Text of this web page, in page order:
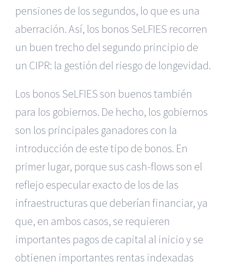
pensiones de los segundos, lo que es una
aberración. Así, los bonos SeLFIES recorren
un buen trecho del segundo principio de
un CIPR: la gestión del riesgo de longevidad.
Los bonos SeLFIES son buenos también
para los gobiernos. De hecho, los gobiernos
son los principales ganadores con la
introducción de este tipo de bonos. En
primer lugar, porque sus cash-flows son el
reflejo especular exacto de los de las
infraestructuras que deberían financiar, ya
que, en ambos casos, se requieren
importantes pagos de capital al inicio y se
obtienen importantes rentas indexadas